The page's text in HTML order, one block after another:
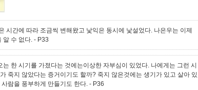
시간에 따라 조금씩 변해왔고 낯익은 동시에 낯설었다. 나은우는 이제
알 수 없다. - P33
한 시기를 가졌다는 것에는이상한 자부심이 있었다. 나에게는 그런 시
죽지 않았다는 증거이기도 할까? 죽지 않은것에는 생기가 있고 살아 있
람을 풍부하게 만들기도 한다. - P36